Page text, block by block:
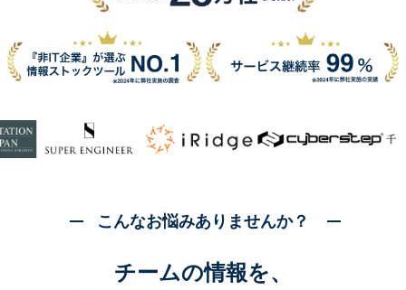
こんなお悩みありませんか？
チームの情報を、